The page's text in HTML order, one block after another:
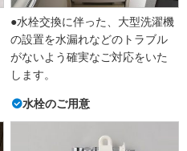
●水栓交換に伴った、大型洗濯機
の設置を水漏れなどのトラブル
がないよう確実なご対応をいた
します。
水栓のご用意